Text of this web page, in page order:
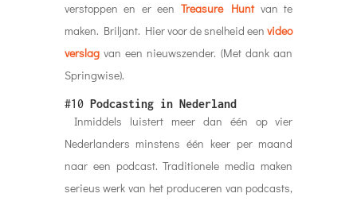
verstoppen en er een Treasure Huntvan te
maken. Briljant. Hier voor de snelheid eenvideo
verslagvan een nieuwszender. (Met dank aan
Springwise).
#10 Podcasting in Nederland
Inmiddels luistert meer dan één op vier
Nederlanders minstens één keer per maand
naar een podcast. Traditionele media maken
serieus werk van het produceren van podcasts,